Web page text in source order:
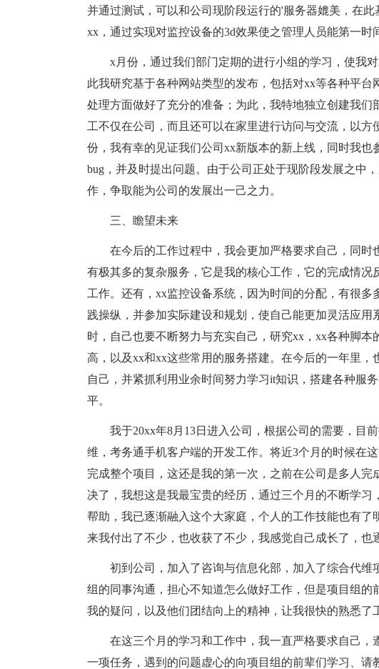
并通过测试，可以和公司现阶段运行的'服务器媲美，在
xx，通过实现对监控设备的3d效果使之管理人员能第一时
x月份，通过我们部门定期的进行小组的学习，使我
此我研究基于各种网站类型的发布，包括对xx等各种平
处理方面做好了充分的准备；为此，我特地独立创建我们
工不仅在公司，而且还可以在家里进行访问与交流，以方
份，我有幸的见证我们公司xx新版本的新上线，同时我
bug，并及时提出问题。由于公司正处于现阶段发展之中
作，争取能为公司的发展出一己之力。
三、瞻望未来
在今后的工作过程中，我会更加严格要求自己，同
有极其多的复杂服务，它是我的核心工作，它的完成情
工作。还有，xx监控设备系统，因为时间的分配，有很
践操纵，并参加实际建设和规划，使自己能更加灵活应
时，自己也要不断努力与充实自己，研究xx，xx各种脚
高，以及xx和xx这些常用的服务搭建。在今后的一年里
自己，并紧抓利用业余时间努力学习it知识，搭建各种服
平。
我于20xx年8月13日进入公司，根据公司的需要，目
维，考务通手机客户端的开发工作。将近3个月的时候在
完成整个项目，这还是我的第一次，之前在公司是多人
决了，我想这是我最宝贵的经历，通过三个月的不断学
帮助，我已逐渐融入这个大家庭，个人的工作技能也有
来我付出了不少，也收获了不少，我感觉自己成长了，也
初到公司，加入了咨询与信息化部，加入了综合代维
组的同事沟通，担心不知道怎么做好工作，但是项目组
我的疑问，以及他们团结向上的精神，让我很快的熟悉了
在这三个月的学习和工作中，我一直严格要求自己
一项任务，遇到的问题虚心的向项目组的前辈们学习、